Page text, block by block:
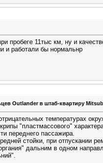
пробеге 11тыс км, ну и
и работали бы нормальнр
Outlander в штаб-квартиру
температурах
"пластмассового"
переднего пассажира.
стойки, при отпускании
дальним в одном